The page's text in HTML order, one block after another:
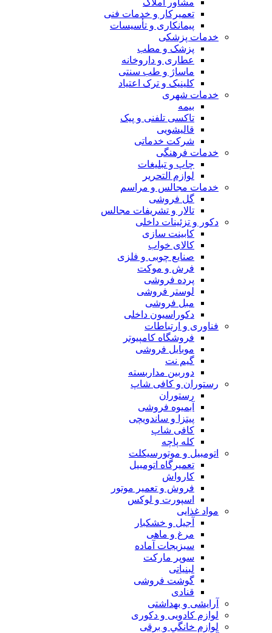
تعمیرکار و خدمات فنی
پیمانکاری و تأسیسات
خدمات پزشکی
پزشک و مطب
عطاری و داروخانه
ماساژ و طب سنتی
کلینیک و ترک اعتیاد
خدمات شهری
بیمه
تاکسی تلفنی و پیک
قالیشویی
شرکت خدماتی
خدمات فرهنگی
چاپ و تبليغات
لوازم التحریر
خدمات مجالس و مراسم
گل فروشی
تالار و تشریفات مجالس
دکور و تزئینات داخلی
کابینت سازی
کالای خواب
صنایع چوبی و فلزی
فرش و موکت
پرده فروشی
لوستر فروشی
مبل فروشی
دکوراسیون داخلی
فناوری و ارتباطات
فروشگاه كامپيوتر
موبایل فروشی
گیم نت
دوربين مداربسته
رستوران و کافی شاپ
رستوران
آبمیوه فروشی
پیتزا و ساندویچی
کافی شاپ
کله پاچه
اتومبيل و موتورسيكلت
تعمیرگاه اتومبیل
کارواش
فروش و تعمیر موتور
اسپورت و لوکس
مواد غذایی
آجیل و خشکبار
مرغ و ماهی
سبزیجات آماده
سوپر مارکت
لبنیاتی
گوشت فروشی
قنادی
آرایشی و بهداشتی
لوازم کادویی و دکوری
لوازم خانگي و برقی